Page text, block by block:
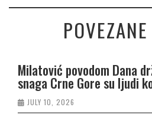
Milatović povodom Dana
snaga Crne Gore su ljudi
JULY 10, 2026